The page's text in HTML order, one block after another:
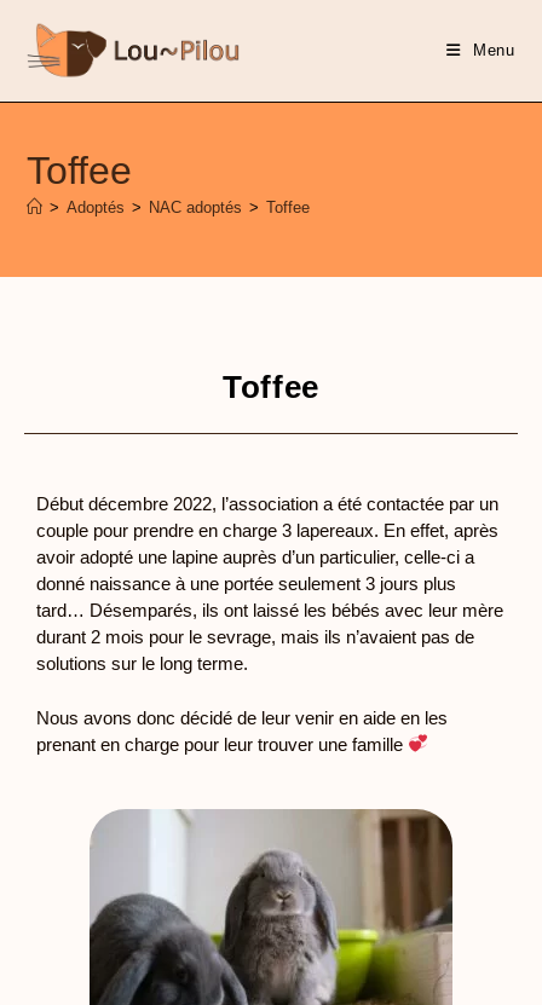
Menu
Toffee
> Adoptés > NAC adoptés > Toffee
Toffee
Début décembre 2022, l’association a été contactée par un
couple pour prendre en charge 3 lapereaux. En effet, après
avoir adopté une lapine auprès d’un particulier, celle-ci a
donné naissance à une portée seulement 3 jours plus
tard… Désemparés, ils ont laissé les bébés avec leur mère
durant 2 mois pour le sevrage, mais ils n’avaient pas de
solutions sur le long terme.
Nous avons donc décidé de leur venir en aide en les
prenant en charge pour leur trouver une famille